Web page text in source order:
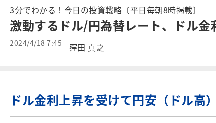
3分でわかる！今日の投資戦略〔平日毎朝8時掲載〕
激動するドル/円為替レート、ドル金
2024/4/18 7:45 窪田 真之
ドル金利上昇を受けて円安（ドル高